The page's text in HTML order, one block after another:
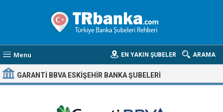
Menu ARAMA
EN YAKIN ŞUBELER
GARANTI BBVA ESKIŞEHIR BANKA ŞUBELERI